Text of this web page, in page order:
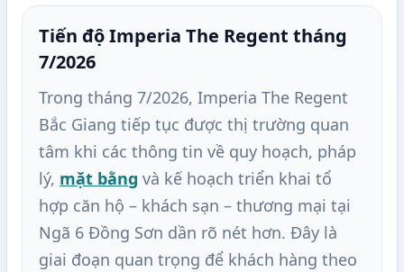
Tiến độ Imperia The Regent tháng
7/2026
Trong tháng 7/2026, Imperia The Regent
Bắc Giang tiếp tục được thị trường quan
tâm khi các thông tin về quy hoạch, pháp
lý, mặt bằng và kế hoạch triển khai tổ
hợp căn hộ – khách sạn – thương mại tại
Ngã 6 Đồng Sơn dần rõ nét hơn. Đây là
giai đoạn quan trọng để khách hàng theo